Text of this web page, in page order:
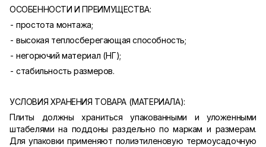
ОСОБЕННОСТИ И ПРЕИМУЩЕСТВА:
- простота монтажа;
- высокая теплосберегающая способность;
- негорючий материал (НГ);
- стабильность размеров.
УСЛОВИЯ ХРАНЕНИЯ ТОВАРА (МАТЕРИАЛА):
Плиты должны храниться упакованными и уложенными
штабелями на поддоны раздельно по маркам и размерам.
Для упаковки применяют полиэтиленовую термоусадочную